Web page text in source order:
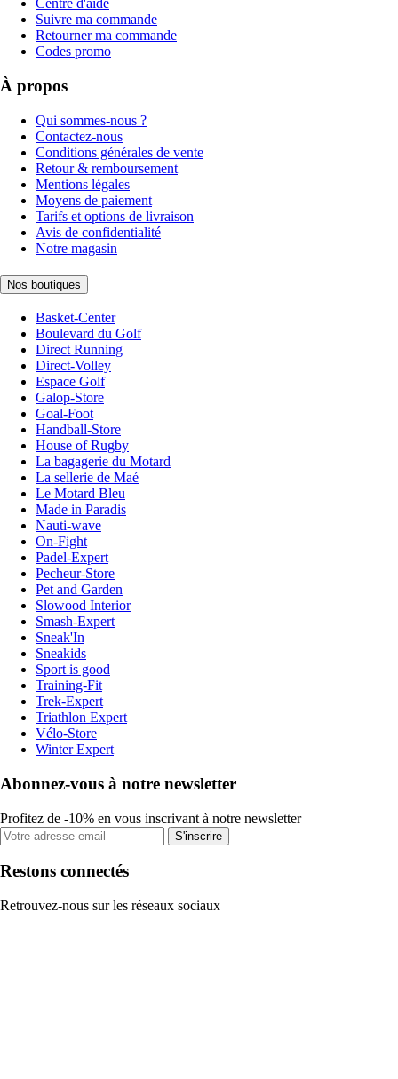
Centre d'aide
Suivre ma commande
Retourner ma commande
Codes promo
À propos
Qui sommes-nous ?
Contactez-nous
Conditions générales de vente
Retour & remboursement
Mentions légales
Moyens de paiement
Tarifs et options de livraison
Avis de confidentialité
Notre magasin
Nos boutiques
Basket-Center
Boulevard du Golf
Direct Running
Direct-Volley
Espace Golf
Galop-Store
Goal-Foot
Handball-Store
House of Rugby
La bagagerie du Motard
La sellerie de Maé
Le Motard Bleu
Made in Paradis
Nauti-wave
On-Fight
Padel-Expert
Pecheur-Store
Pet and Garden
Slowood Interior
Smash-Expert
Sneak'In
Sneakids
Sport is good
Training-Fit
Trek-Expert
Triathlon Expert
Vélo-Store
Winter Expert
Abonnez-vous à notre newsletter
Profitez de -10% en vous inscrivant à notre newsletter
S'inscrire
Restons connectés
Retrouvez-nous sur les réseaux sociaux